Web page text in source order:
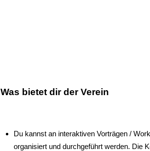
Was bietet dir der Verein
Du kannst an interaktiven Vorträgen /
organisiert und durchgeführt werden. Die